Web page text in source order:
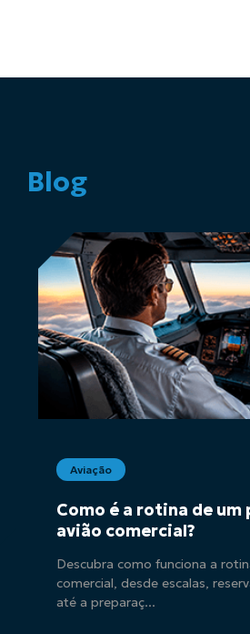
Blog
Aviação
Como é a rotina de
avião comercial?
Descubra como funciona a
comercial, desde escalas,
até a preparaç...